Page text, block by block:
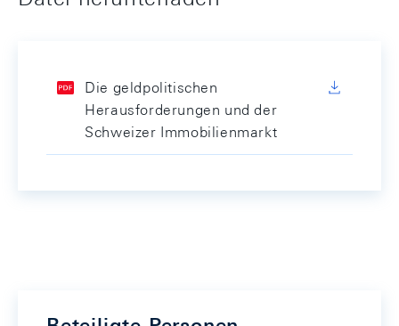
Die geldpolitischen
Herausforderungen und der
Schweizer Immobilienmarkt